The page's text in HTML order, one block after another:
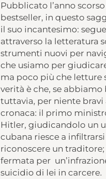
Pubblicato l’anno
bestseller, in questo
il suo incantesimo:
attraverso la letteratura
strumenti nuovi per
che usiamo per
ma poco più che letture
verità è che, se
tuttavia, per niente bravi
cronaca: il primo
Hitler, giudicandolo un
cubana riesce a
riconoscere un
fermata per
suicidio di lei in carcere.